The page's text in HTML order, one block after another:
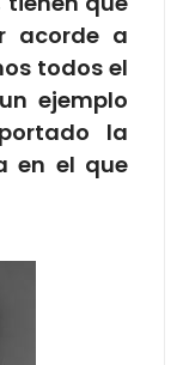
acorde a
todos el
ejemplo
la
en el que